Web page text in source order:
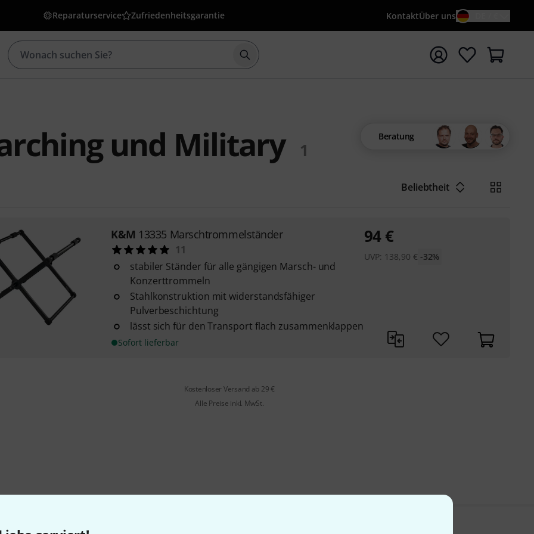
Reparaturservice Zufriedenheitsgarantie KontaktÜber uns
Suche mit Suchwort {searchTerm} starten
und Military 1
Beratung
Beliebtheit
K&M 13335 Marschtrommelständer
11
stabiler Ständer für alle gängigen Marsch- und
Konzerttrommeln
Stahlkonstruktion mit widerstandsfähiger
Pulverbeschichtung
lässt sich für den Transport flach zusammenklappen
Sofort lieferbar
94 €
UVP: 138,90 € -32%
Kostenloser Versand ab 29 €
Alle Preise inkl. MwSt.